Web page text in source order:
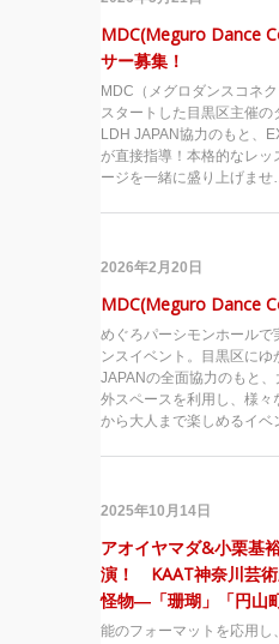
MDC(Meguro Dance
サー募集！
MDC（メグロダンスコネ
スタートした目黒区主催の
LDH JAPAN協力のもと、
が直接指導！本格的なレ
ージを一緒に盛り上げませ…
2026年2月20日
MDC(Meguro Dance
めぐろパーシモンホール
ンスイベント。目黒区に
JAPANの全面協力のもと
外スペースを利用し、様々
から大人まで楽しめるイベ
2025年10月14日
アオイヤマダ&小栗基
演！ KAAT神奈川芸術
怪物―「珊瑚」「円山
能のフォーマットを応用し